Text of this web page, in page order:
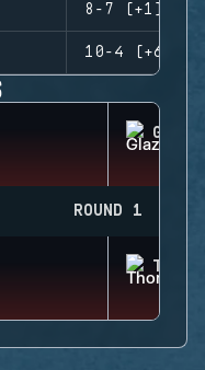
8-7 (+1)
10-4 (+6)
GLAZ
ROUND 1
THORN